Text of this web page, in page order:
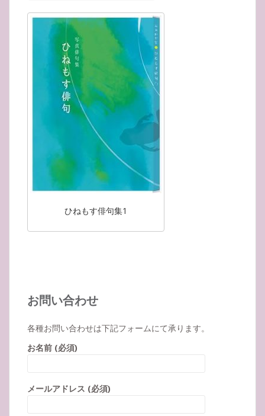
ひねもす俳句集1
お問い合わせ
各種お問い合わせは下記フォームにて承ります。
お名前 (必須)
メールアドレス (必須)